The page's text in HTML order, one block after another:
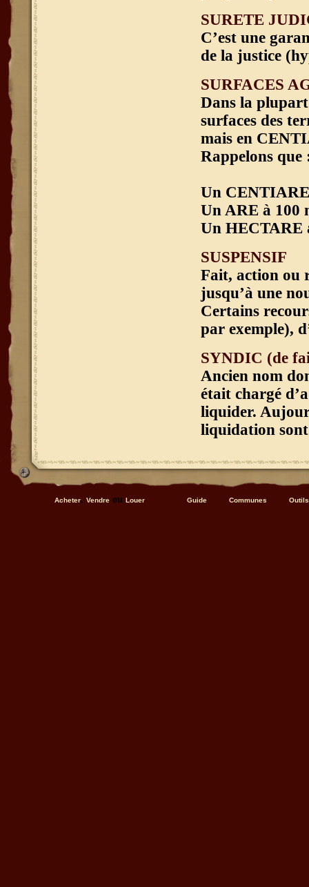
SURETE
C’est une
de la justice
SURFACES
Dans la plupart
surfaces des
mais en
Rappelons que
Un CENTIARE
Un ARE à 100
Un HECTARE
SUSPENSIF
Fait, action ou
jusqu’à une
Certains
par exemple),
SYNDIC (de
Ancien nom
était chargé
liquider.
liquidation sont
Acheter,Vendre ouLouer Guide Communes Outils